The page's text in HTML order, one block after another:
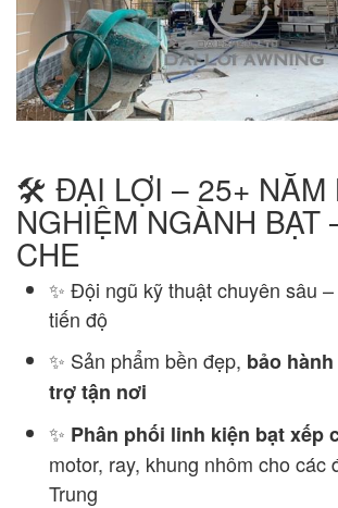
🛠️ ĐẠI LỢI – 25+ NĂM
NGHIỆM NGÀNH BẠT
CHE
✨ Đội ngũ kỹ thuật chuyên sâu
tiến độ
✨ Sản phẩm bền đẹp, bảo
trợ tận nơi
✨ Phân phối linh kiện bạt xếp
motor, ray, khung nhôm cho các
Trung